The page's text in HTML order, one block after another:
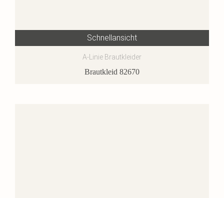
Schnellansicht
A-Linie Brautkleider
Brautkleid 82670